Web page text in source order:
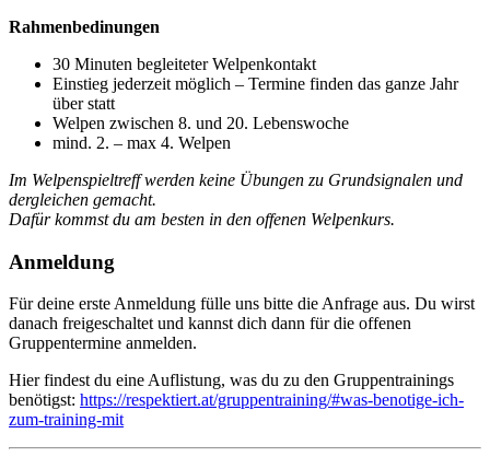
Rahmenbedinungen
30 Minuten begleiteter Welpenkontakt
Einstieg jederzeit möglich – Termine finden das ganze Jahr
über statt
Welpen zwischen 8. und 20. Lebenswoche
mind. 2. – max 4. Welpen
Im Welpenspieltreff werden keine Übungen zu Grundsignalen und
dergleichen gemacht.
Dafür kommst du am besten in den offenen Welpenkurs.
Anmeldung
Für deine erste Anmeldung fülle uns bitte die Anfrage aus. Du wirst
danach freigeschaltet und kannst dich dann für die offenen
Gruppentermine anmelden.
Hier findest du eine Auflistung, was du zu den Gruppentrainings
benötigst: https://respektiert.at/gruppentraining/#was-benotige-ich-
zum-training-mit